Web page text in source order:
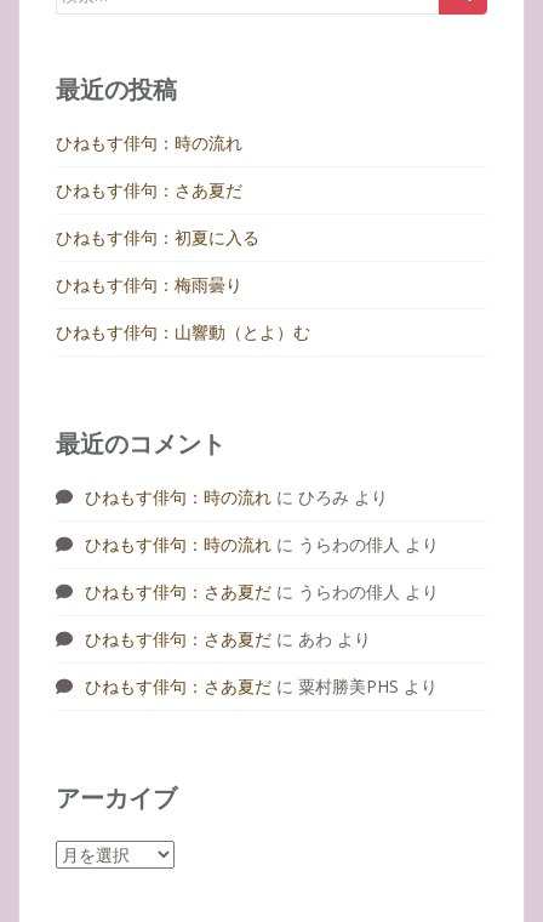
最近の投稿
ひねもす俳句：時の流れ
ひねもす俳句：さあ夏だ
ひねもす俳句：初夏に入る
ひねもす俳句：梅雨曇り
ひねもす俳句：山響動（とよ）む
最近のコメント
ひねもす俳句：時の流れ に ひろみ より
ひねもす俳句：時の流れ に うらわの俳人 より
ひねもす俳句：さあ夏だ に うらわの俳人 より
ひねもす俳句：さあ夏だ に あわ より
ひねもす俳句：さあ夏だ に 粟村勝美PHS より
アーカイブ
ア